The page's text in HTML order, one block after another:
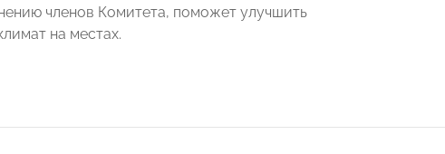
членов Комитета, поможет улучшить
на местах.